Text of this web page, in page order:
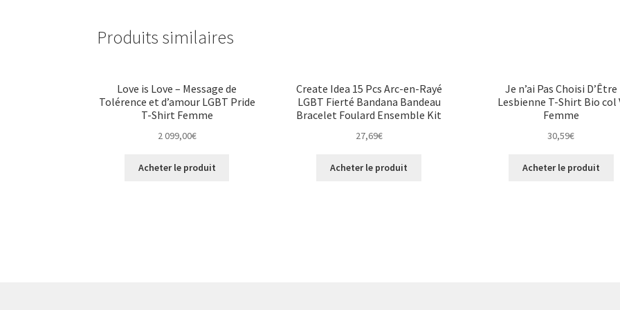
Produits similaires
Love is Love – Message de
Tolérence et d’amour LGBT Pride
T-Shirt Femme
2 099,00€
Acheter le produit
Create Idea 15 Pcs Arc-en-Rayé
LGBT Fierté Bandana Bandeau
Bracelet Foulard Ensemble Kit
27,69€
Acheter le produit
Je n’ai Pas Choisi D’Être
Lesbienne T-Shirt Bio col
Femme
30,59€
Acheter le produit